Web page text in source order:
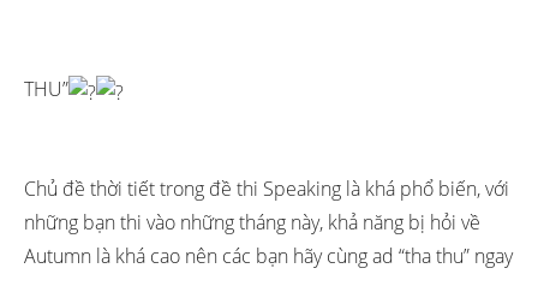
THU”
Chủ đề thời tiết trong đề thi Speaking là khá phổ biến, với
những bạn thi vào những tháng này, khả năng bị hỏi về
Autumn là khá cao nên các bạn hãy cùng ad “tha thu” ngay